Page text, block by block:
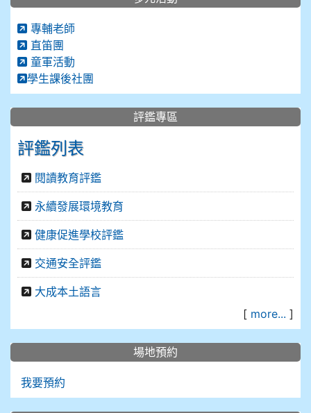
專輔老師
直笛團
童軍活動
學生課後社團
評鑑專區
評鑑列表
閱讀教育評鑑
永續發展環境教育
健康促進學校評鑑
交通安全評鑑
大成本土語言
[ more... ]
場地預約
我要預約